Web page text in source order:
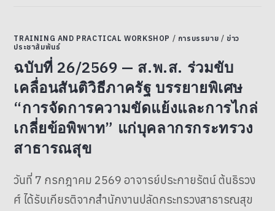
TRAINING AND PRACTICAL WORKSHOP / การบรรยาย / ข่าว
ประชาสัมพันธ์
ฉบับที่ 26/2569 — ส.พ.ส. ร่วมขับ
เคลื่อนสันติวิธีภาครัฐ บรรยายพิเศษ
“การจัดการความขัดแย้งและการไกล่
เกลี่ยข้อพิพาท” แก่บุคลากรกระทรวง
สาธารณสุข
วันที่ 7 กรกฎาคม 2569 อาจารย์ประกายรัตน์ ต้นธิรวง
ศ์ ได้รับเกียรติจากสำนักงานปลัดกระทรวงสาธารณสุข